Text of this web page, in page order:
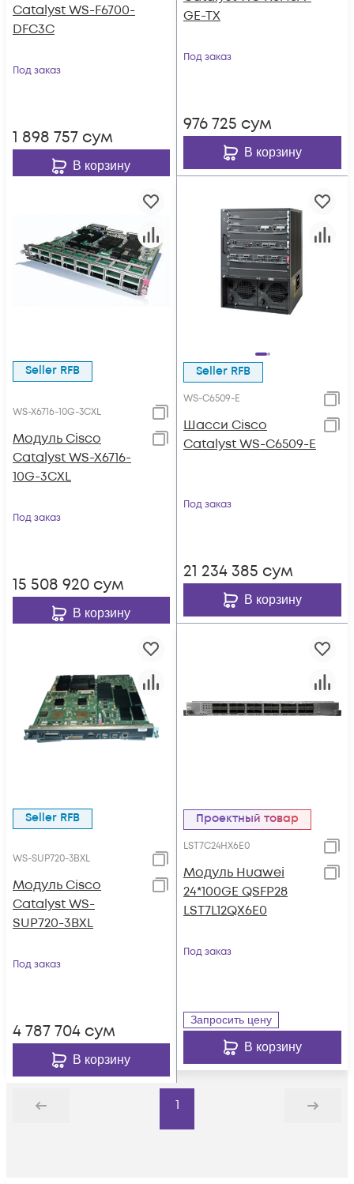
Catalyst WS-F6700-
DFC3C
Под заказ
1 898 757 сум
В корзину
GE-TX
Под заказ
976 725 сум
В корзину
Seller RFB
WS-X6716-10G-3CXL
Модуль Cisco
Catalyst WS-X6716-
10G-3CXL
Под заказ
15 508 920 сум
В корзину
Seller RFB
WS-C6509-E
Шасси Cisco
Catalyst WS-C6509-E
Под заказ
21 234 385 сум
В корзину
Seller RFB
WS-SUP720-3BXL
Модуль Cisco
Catalyst WS-
SUP720-3BXL
Под заказ
4 787 704 сум
В корзину
Проектный товар
LST7C24HX6E0
Модуль Huawei
24*100GE QSFP28
LST7L12QX6E0
Под заказ
Запросить цену
В корзину
Назад
1
Дальше